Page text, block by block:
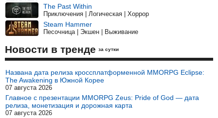
The Past Within
Приключения | Логическая | Хоррор
Steam Hammer
Песочница | Экшен | Выживание
Новости в тренде за сутки
Названа дата релиза кроссплатформенной MMORPG Eclipse:
The Awakening в Южной Корее
07 августа 2026
Главное с презентации MMORPG Zeus: Pride of God — дата
релиза, монетизация и дорожная карта
07 августа 2026